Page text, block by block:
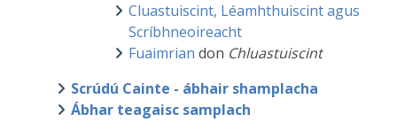
Cluastuiscint, Léamhthuiscint agus
Scríbhneoireacht
Fuaimrian don Chluastuiscint
Scrúdú Cainte - ábhair shamplacha
Ábhar teagaisc samplach